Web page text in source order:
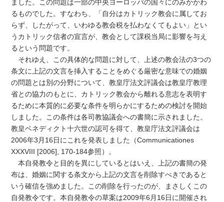
ました。この問題は一部の中央ヨーロッパの国々にのみかかわ
るものでした。すなわち、「自分はカトリック教会に属してお
らず、したがって、いわゆる教会税を払わなくてもよい」とい
うカトリック信者の宣言が、教会として課税当局に影響を与え
るという問題です。
それゆえ、この具体的な問題に対して、上述の教会法の3つの
条文に上記の文言を挿入することをめぐる厳密な意味での婚姻
の問題とは別の分野について、教皇庁法文評議会は教皇庁教理
省との協力のもとに、カトリック教会から離れる意志を表明す
るために本質的に必要な条件を明らかにするための検討を開始
しました。この条件は各司教協議会への書簡に示されました。
教皇ベネディクト十六世の認可を得て、教皇庁法文評議会は
2006年3月16日にこれを発表しました（Communicationes
XXXVIII [2006], 170-184参照）。
本自発教令と目的を異にしているとはいえ、上記の書簡の発
布は、婚姻に関する条文から上記の文言を削除すべきであると
いう確信を強めました。この削除を行ったのが、まさしくこの
自発教令です。本自発教令の草案は2009年6月16日に開催され